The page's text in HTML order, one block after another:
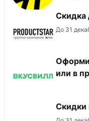
Скидка
До 31
или в
Скидки